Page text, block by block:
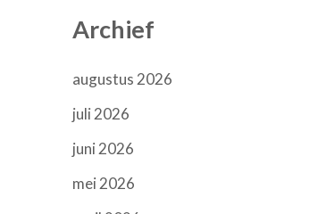
Archief
augustus 2026
juli 2026
juni 2026
mei 2026